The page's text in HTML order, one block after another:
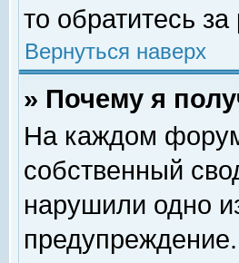
то обратитесь
Вернуться наверх
» Почему я
На каждом
собственный
нарушили одно